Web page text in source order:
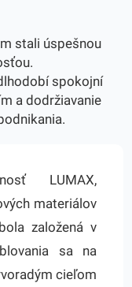
stali úspešnou
spokojní
a dodržiavanie
LUMAX,
materiálov
založená v
sa na
cieľom